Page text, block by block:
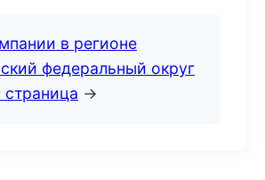
в регионе
федеральный округ
страница →